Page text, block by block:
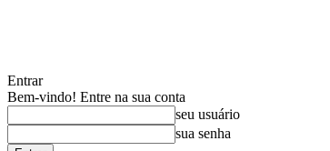
Entrar
Bem-vindo! Entre na sua conta
seu usuário
sua senha